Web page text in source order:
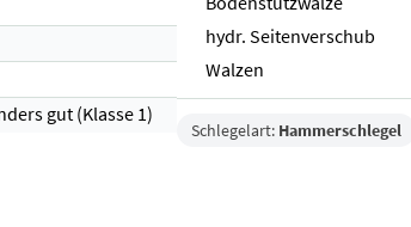
gut (Klasse 1)
hydr. Seitenverschub
Walzen
Schlegelart: Hammerschlegel